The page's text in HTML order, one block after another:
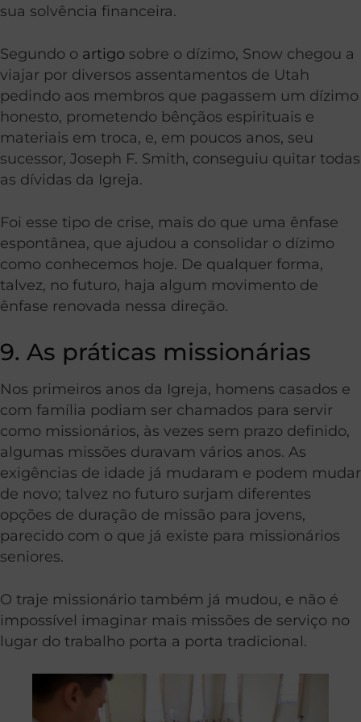
sua solvência financeira.
Segundo o artigo sobre o dízimo, Snow chegou a
viajar por diversos assentamentos de Utah
pedindo aos membros que pagassem um dízimo
honesto, prometendo bênçãos espirituais e
materiais em troca, e, em poucos anos, seu
sucessor, Joseph F. Smith, conseguiu quitar todas
as dívidas da Igreja.
Foi esse tipo de crise, mais do que uma ênfase
espontânea, que ajudou a consolidar o dízimo
como conhecemos hoje. De qualquer forma,
talvez, no futuro, haja algum movimento de
ênfase renovada nessa direção.
9. As práticas missionárias
Nos primeiros anos da Igreja, homens casados e
com família podiam ser chamados para servir
como missionários, às vezes sem prazo definido,
algumas missões duravam vários anos. As
exigências de idade já mudaram e podem mudar
de novo; talvez no futuro surjam diferentes
opções de duração de missão para jovens,
parecido com o que já existe para missionários
seniores.
O traje missionário também já mudou, e não é
impossível imaginar mais missões de serviço no
lugar do trabalho porta a porta tradicional.